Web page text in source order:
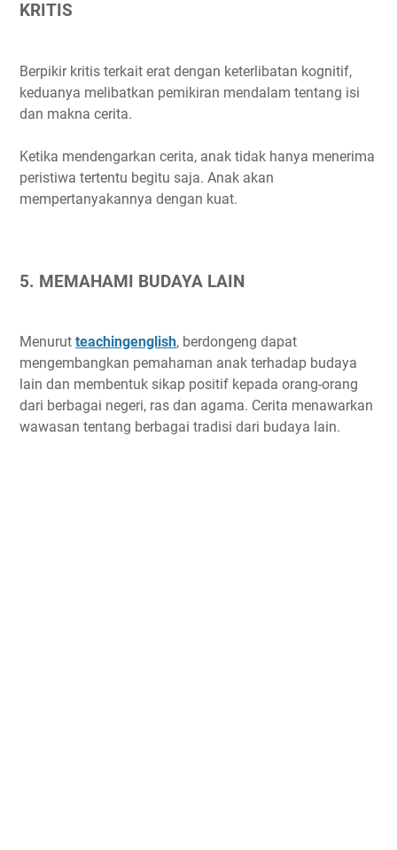
KRITIS
Berpikir kritis terkait erat dengan keterlibatan kognitif,
keduanya melibatkan pemikiran mendalam tentang isi
dan makna cerita.
Ketika mendengarkan cerita, anak tidak hanya menerima
peristiwa tertentu begitu saja. Anak akan
mempertanyakannya dengan kuat.
5. MEMAHAMI BUDAYA LAIN
Menurut teachingenglish, berdongeng dapat
mengembangkan pemahaman anak terhadap budaya
lain dan membentuk sikap positif kepada orang-orang
dari berbagai negeri, ras dan agama. Cerita menawarkan
wawasan tentang berbagai tradisi dari budaya lain.